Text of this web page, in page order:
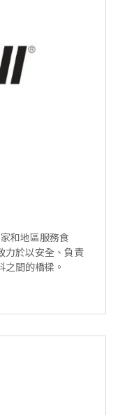
和地區服務食
力於以安全、負責
間的橋樑。